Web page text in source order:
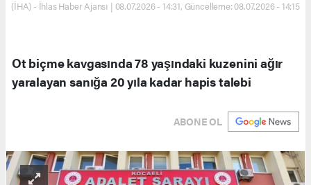
(İHA) - İhlas Haber Ajansı | 08.07.2026 - 14:31, Güncelleme: 08.07.2026 - 14:15
Ot biçme kavgasında 78 yaşındaki kuzenini ağır
yaralayan sanığa 20 yıla kadar hapis talebi
ABONE OL